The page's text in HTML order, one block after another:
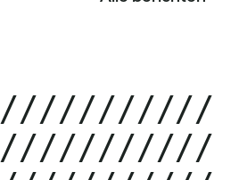
///////////
///////////